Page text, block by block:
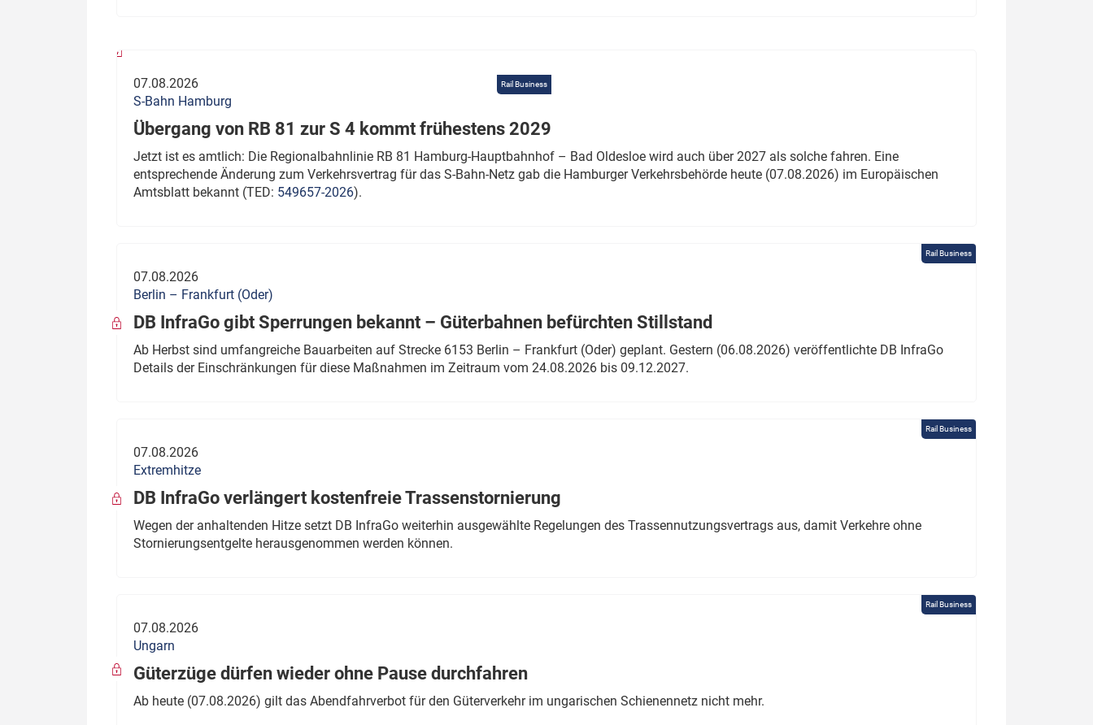
Rail Business
07.08.2026
S-Bahn Hamburg
Übergang von RB 81 zur S 4 kommt frühestens 2029
Jetzt ist es amtlich: Die Regionalbahnlinie RB 81 Hamburg-Hauptbahnhof – Bad Oldesloe wird auch über 2027 als solche fahren. Eine
entsprechende Änderung zum Verkehrsvertrag für das S-Bahn-Netz gab die Hamburger Verkehrsbehörde heute (07.08.2026) im Europäischen
Amtsblatt bekannt (TED: 549657-2026).
Rail Business
07.08.2026
Berlin – Frankfurt (Oder)
DB InfraGo gibt Sperrungen bekannt – Güterbahnen befürchten Stillstand
Ab Herbst sind umfangreiche Bauarbeiten auf Strecke 6153 Berlin – Frankfurt (Oder) geplant. Gestern (06.08.2026) veröffentlichte DB InfraGo
Details der Einschränkungen für diese Maßnahmen im Zeitraum vom 24.08.2026 bis 09.12.2027.
Rail Business
07.08.2026
Extremhitze
DB InfraGo verlängert kostenfreie Trassenstornierung
Wegen der anhaltenden Hitze setzt DB InfraGo weiterhin ausgewählte Regelungen des Trassennutzungsvertrags aus, damit Verkehre ohne
Stornierungsentgelte herausgenommen werden können.
Rail Business
07.08.2026
Ungarn
Güterzüge dürfen wieder ohne Pause durchfahren
Ab heute (07.08.2026) gilt das Abendfahrverbot für den Güterverkehr im ungarischen Schienennetz nicht mehr.